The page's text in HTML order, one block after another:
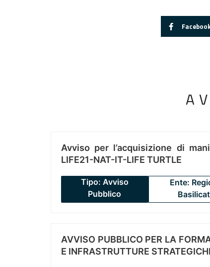
Avviso per l’acquisizione di
LIFE21-NAT-IT-LIFE TURTLE
Tipo: Avviso
Pubblico
Ente:
AVVISO PUBBLICO PER LA
E INFRASTRUTTURE